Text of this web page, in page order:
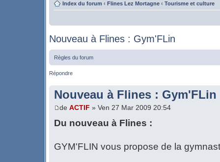
Index du forum ‹ Flines Lez Mortagne ‹ Tourisme et culture
Nouveau à Flines : Gym'FLin
Règles du forum
Répondre
Nouveau à Flines : Gym'FLin
de ACTIF » Ven 27 Mar 2009 20:54
Du nouveau à Flines :
GYM'FLIN vous propose de la